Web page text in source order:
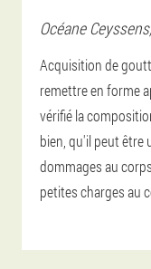
Océane Ceyssens
Acquisition de
remettre en forme
vérifié la
bien, qu'il peut être
dommages au
petites charges au